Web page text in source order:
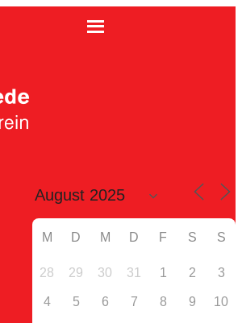
M D M D F S S
28 29 30 31 1 2 3
4 5 6 7 8 9 10